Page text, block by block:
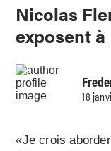
Nicolas
exposent à
18
«Je crois